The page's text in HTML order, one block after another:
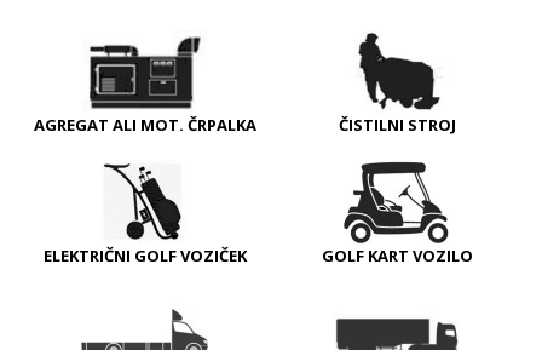
AGREGAT ALI MOT. ČRPALKA ČISTILNI STROJ
ELEKTRIČNI GOLF VOZIČEK GOLF KART VOZILO